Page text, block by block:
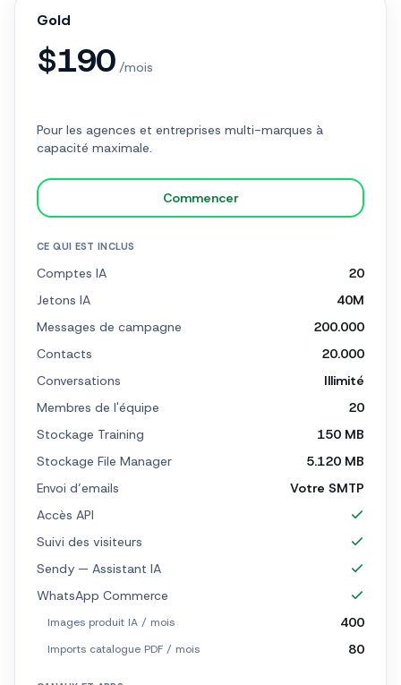
Gold
$190 /mois
Pour les agences et entreprises multi-marques à
capacité maximale.
Commencer
CE QUI EST INCLUS
Comptes IA
20
Jetons IA
40M
Messages de campagne
200.000
Contacts
20.000
Conversations
Illimité
Membres de l'équipe
20
Stockage Training
150 MB
Stockage File Manager
5.120 MB
Envoi d’emails
Votre SMTP
Accès API
Suivi des visiteurs
Sendy — Assistant IA
WhatsApp Commerce
Images produit IA / mois 400
Imports catalogue PDF / mois 80